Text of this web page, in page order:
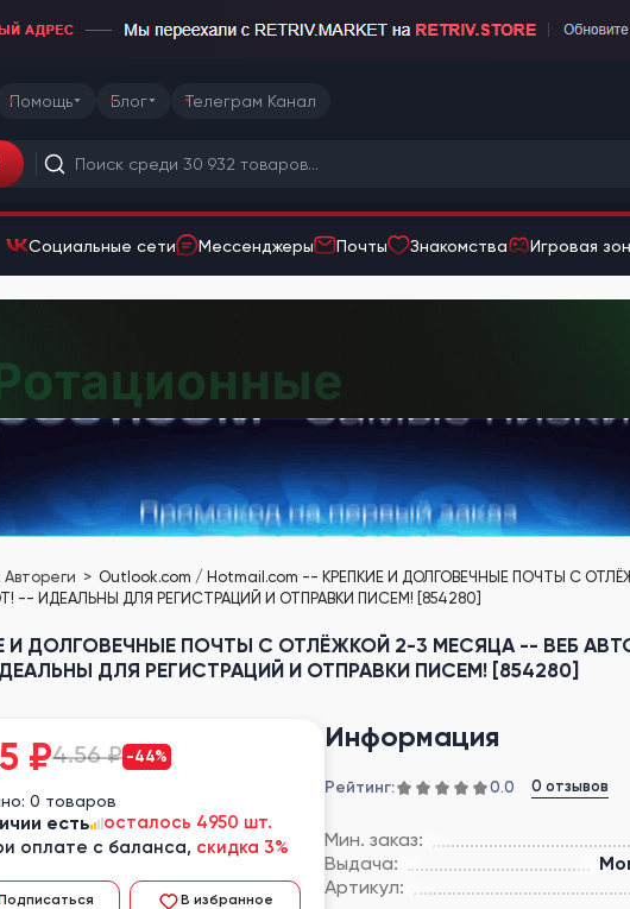
Помощь Блог Телеграм Канал
Социальные сети Мессенджеры Почты Знакомства Игровая
Outlook.com / Hotmail.com -- КРЕПКИЕ И ДОЛГОВЕЧНЫЕ ПОЧТЫ С
-- ИДЕАЛЬНЫ ДЛЯ РЕГИСТРАЦИЙ И ОТПРАВКИ ПИСЕМ! [854280]
ДОЛГОВЕЧНЫЕ ПОЧТЫ С ОТЛЁЖКОЙ 2-3 МЕСЯЦА -- ВЕБ
ДЛЯ РЕГИСТРАЦИЙ И ОТПРАВКИ ПИСЕМ! [854280]
Информация
Рейтинг: 0.0 0 отзывов
Мин. заказ:
Выдача:
Артикул:
₽4.56 ₽ -44%
0 товаров
есть
осталось 4950 шт.
оплате с баланса, скидка 3%
Подписаться В избранное